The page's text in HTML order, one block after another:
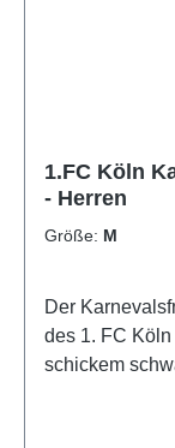
1.FC Köln
- Herren
Größe: M
Der
des 1. FC
schickem